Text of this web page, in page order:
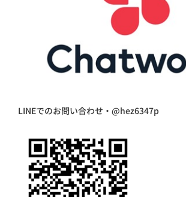
LINEでのお問い合わせ・@hez6347p